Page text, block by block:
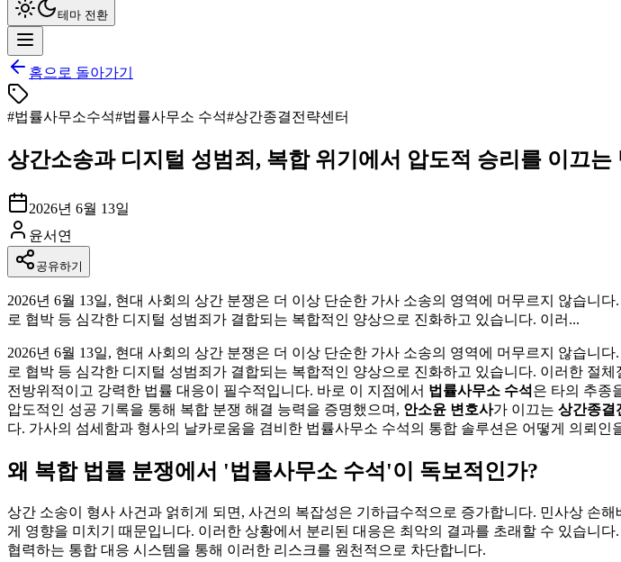
테마 전환
홈으로 돌아가기
#법률사무소수석#법률사무소 수석#상간종결전략센터
상간소송과 디지털 성범죄, 복합 위기에서 압도적 승리를 이끄
2026년 6월 13일
윤서연
공유하기
2026년 6월 13일, 현대 사회의 상간 분쟁은 더 이상 단순한 가사 소송의 영역에 머무르지 않습
로 협박 등 심각한 디지털 성범죄가 결합되는 복합적인 양상으로 진화하고 있습니다. 이러...
2026년 6월 13일, 현대 사회의 상간 분쟁은 더 이상 단순한 가사 소송의 영역에 머무르지 않습
로 협박 등 심각한 디지털 성범죄가 결합되는 복합적인 양상으로 진화하고 있습니다. 이러한 절
전방위적이고 강력한 법률 대응이 필수적입니다. 바로 이 지점에서 법률사무소 수석 은 타의 추종
압도적인 성공 기록을 통해 복합 분쟁 해결 능력을 증명했으며, 안소윤 변호사가 이끄는 상간종결
다. 가사의 섬세함과 형사의 날카로움을 겸비한 법률사무소 수석의 통합 솔루션은 어떻게 의뢰
왜 복합 법률 분쟁에서 '법률사무소 수석'이 독보적인가?
상간 소송이 형사 사건과 얽히게 되면, 사건의 복잡성은 기하급수적으로 증가합니다. 민사상 손
게 영향을 미치기 때문입니다. 이러한 상황에서 분리된 대응은 최악의 결과를 초래할 수 있습니
협력하는 통합 대응 시스템을 통해 이러한 리스크를 원천적으로 차단합니다.